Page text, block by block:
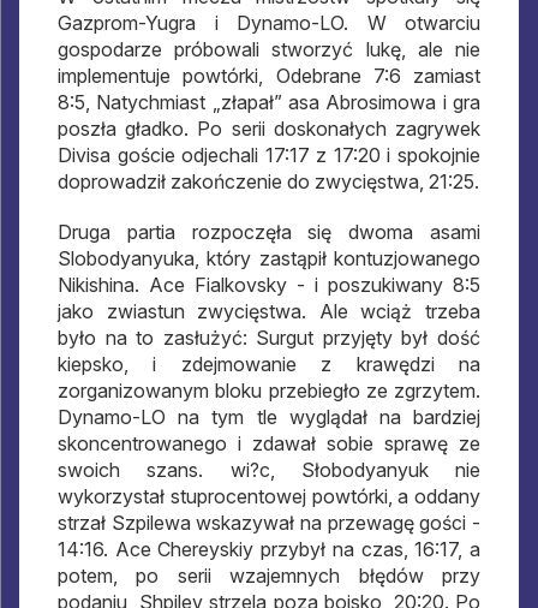
Gazprom-Yugra i Dynamo-LO. W otwarciu
gospodarze próbowali stworzyć lukę, ale nie
implementuje powtórki, Odebrane 7:6 zamiast
8:5, Natychmiast „złapał” asa Abrosimowa i gra
poszła gładko. Po serii doskonałych zagrywek
Divisa goście odjechali 17:17 z 17:20 i spokojnie
doprowadził zakończenie do zwycięstwa, 21:25.
Druga partia rozpoczęła się dwoma asami
Slobodyanyuka, który zastąpił kontuzjowanego
Nikishina. Ace Fialkovsky - i poszukiwany 8:5
jako zwiastun zwycięstwa. Ale wciąż trzeba
było na to zasłużyć: Surgut przyjęty był dość
kiepsko, i zdejmowanie z krawędzi na
zorganizowanym bloku przebiegło ze zgrzytem.
Dynamo-LO na tym tle wyglądał na bardziej
skoncentrowanego i zdawał sobie sprawę ze
swoich szans. wi?c, Słobodyanyuk nie
wykorzystał stuprocentowej powtórki, a oddany
strzał Szpilewa wskazywał na przewagę gości -
14:16. Ace Chereyskiy przybył na czas, 16:17, a
potem, po serii wzajemnych błędów przy
podaniu, Shpilev strzela poza boisko, 20:20. Po